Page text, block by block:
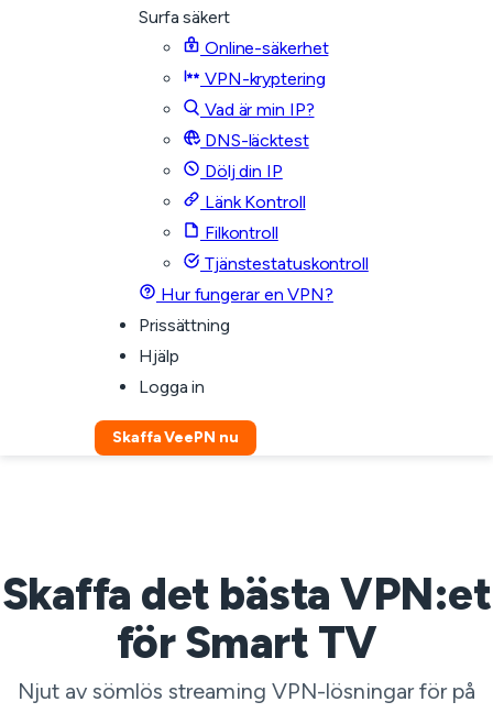
Surfa säkert
Online-säkerhet
VPN-kryptering
Vad är min IP?
DNS-läcktest
Dölj din IP
Länk Kontroll
Filkontroll
Tjänstestatuskontroll
Hur fungerar en VPN?
Prissättning
Hjälp
Logga in
Skaffa VeePN nu
Skaffa det bästa VPN:et
för Smart TV
Njut av sömlös streaming VPN-lösningar för på